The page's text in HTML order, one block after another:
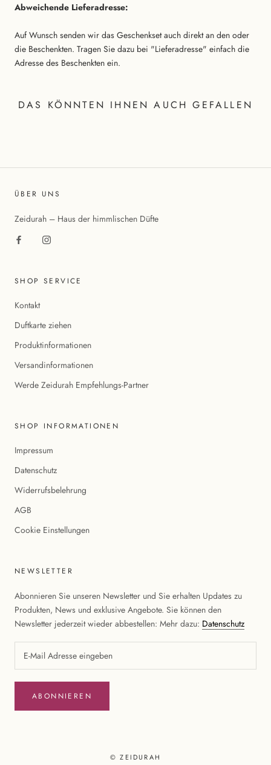
Abweichende Lieferadresse:
Auf Wunsch senden wir das Geschenkset auch direkt an den oder
die Beschenkten. Tragen Sie dazu bei "Lieferadresse" einfach die
Adresse des Beschenkten ein.
DAS KÖNNTEN IHNEN AUCH GEFALLEN
ÜBER UNS
Zeidurah – Haus der himmlischen Düfte
SHOP SERVICE
Kontakt
Duftkarte ziehen
Produktinformationen
Versandinformationen
Werde Zeidurah Empfehlungs-Partner
SHOP INFORMATIONEN
Impressum
Datenschutz
Widerrufsbelehrung
AGB
Cookie Einstellungen
NEWSLETTER
Abonnieren Sie unseren Newsletter und Sie erhalten Updates zu
Produkten, News und exklusive Angebote. Sie können den
Newsletter jederzeit wieder abbestellen: Mehr dazu: Datenschutz
ABONNIEREN
© ZEIDURAH